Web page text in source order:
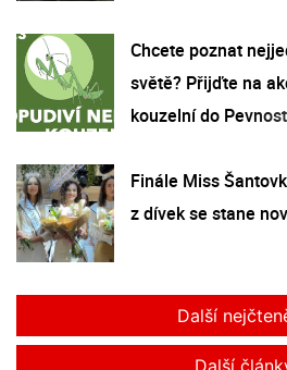
Chcete poznat
světě? Přijďte na
kouzelní do
Finále Miss
z dívek se stane
Další
Další